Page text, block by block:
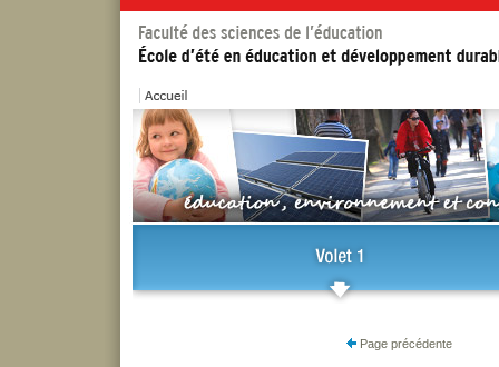
Page précédente